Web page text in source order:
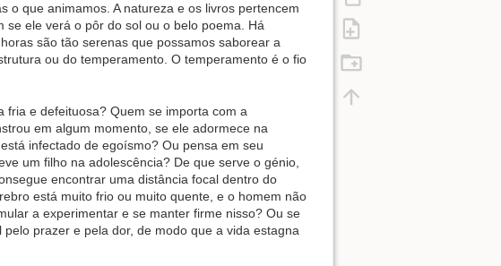
o que animamos. A natureza e os livros pertencem
ele verá o pôr do sol ou o belo poema. Há
são tão serenas que possamos saborear a
ou do temperamento. O temperamento é o fio
e defeituosa? Quem se importa com a
em algum momento, se ele adormece na
infectado de egoísmo? Ou pensa em seu
um filho na adolescência? De que serve o génio,
encontrar uma distância focal dentro do
está muito frio ou muito quente, e o homem não
a experimentar e se manter firme nisso? Ou se
prazer e pela dor, de modo que a vida estagna